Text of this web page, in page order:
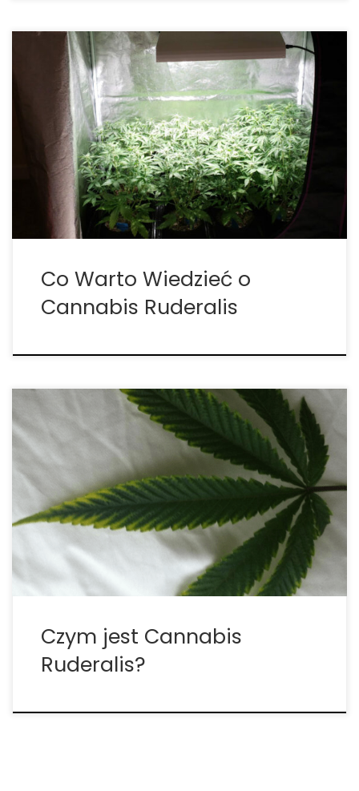
Zanim ktokolwiek zacznie mówić o nasionach
marihuany ruderalis, konieczne jest poznanie
subtelnej historii tej odmiany konopi. Wiele osób,
które od długiego czasu używają marihuany, nadal
nie zna ruderalis – pozornie rzadki, subtelny, ale
rodzaj konopi, który zmienił sposób, w jaki […]
Co Warto Wiedzieć o
Cannabis Ruderalis
Mimo, że prawdopodobnie znasz podgatunki
marihuany sativa i indica, czy wiesz, że istnieje
jeszcze jeden istotny zwany ruderalis? Cannabis
Ruderalis, stosunkowo powszechny trzeci członek
rodziny cannabis, zwykle rośnie dziko w regionach,
w których niegdyś kwitła konopia.Podgatunek ten
jest najbardziej rozpowszechniony […]
Czym jest Cannabis
Ruderalis?